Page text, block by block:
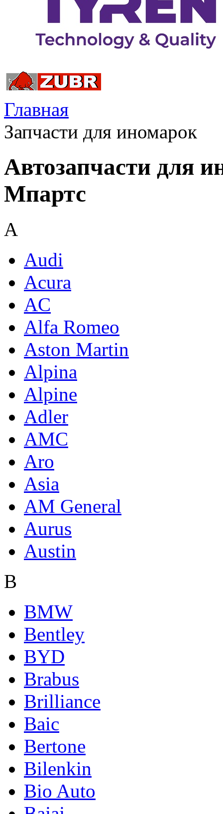
Главная
Запчасти для иномарок
Автозапчасти для
Мпартс
A
Audi
Acura
AC
Alfa Romeo
Aston Martin
Alpina
Alpine
Adler
AMC
Aro
Asia
AM General
Aurus
Austin
B
BMW
Bentley
BYD
Brabus
Brilliance
Baic
Bertone
Bilenkin
Bio Auto